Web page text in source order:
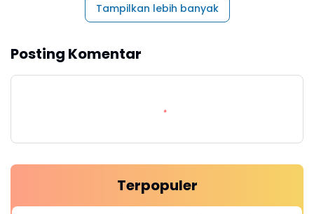
Tampilkan lebih banyak
Posting Komentar
Terpopuler